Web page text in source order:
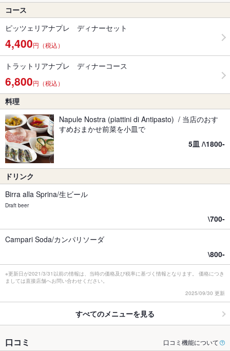
コース
ピッツェリアナプレ ディナーセット
4,400円（税込）
トラットリアナプレ ディナーコース
6,800円（税込）
料理
Napule Nostra (piattini di Antipasto) / 当店のおす
すめおまかせ前菜を小皿で
5皿 /\1800-
ドリンク
Birra alla Sprina/生ビール
Draft beer
\700-
Campari Soda/カンパリソーダ
\800-
※更新日が2021/3/31以前の情報は、当時の価格及び税率に基づく情報となります。 価格につき
ましては直接店舗へお問い合わせください。
2025/09/30 更新
すべてのメニューを見る
口コミ 口コミ機能について